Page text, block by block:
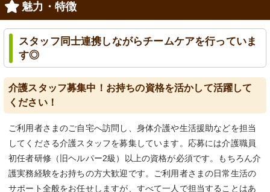
魅力・特徴
スタッフ同士連携しながらチームケアを行っていま
す◎
介護スタッフ募集中！お持ちの資格を活かして活躍して
ください！
ご利用者さまのご自宅へ訪問し、身体介護や生活援助などを担当
してくださる介護スタッフを募集しています。応募には介護職員
初任者研修（旧ヘルパー2級）以上の資格が必須です。もちろん介
護実務経験をお持ちの方大歓迎です。ご利用者さまの日常生活の
サポート全般をお任せしますが、すべて一人で担当することはあ